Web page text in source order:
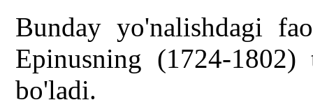
Bunday yo'nalishdagi
Epinusning (1724-
bo'ladi.